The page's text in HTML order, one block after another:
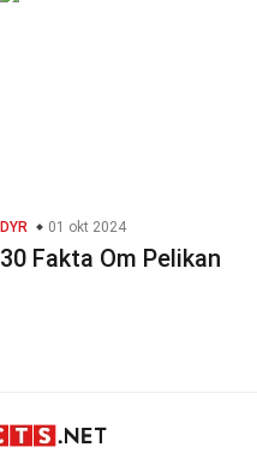
DYR 01 okt 2024
30 Fakta Om Pelikan